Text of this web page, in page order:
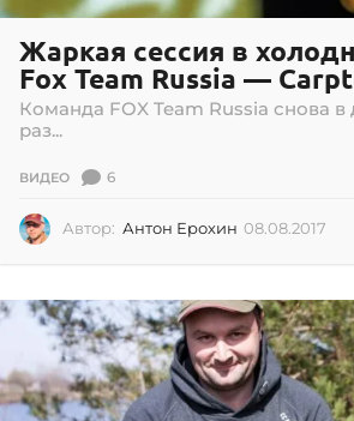
Жаркая сессия в
Fox Team Russia —
Команда FOX Team Russia снова в
раз...
ВИДЕО 6
Автор: Антон Ерохин 08.08.2017
0
8
.
2
0
1